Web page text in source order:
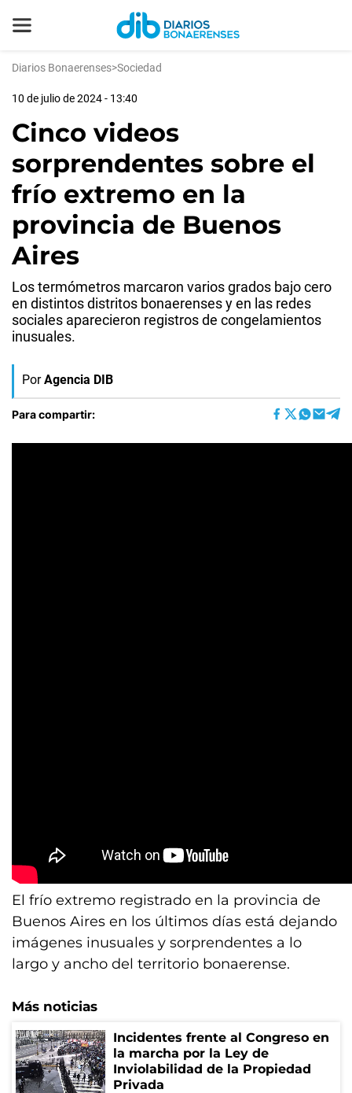
Diarios Bonaerenses>Sociedad
10 de julio de 2024 - 13:40
Cinco videos
sorprendentes sobre el
frío extremo en la
provincia de Buenos
Aires
Los termómetros marcaron varios grados bajo cero
en distintos distritos bonaerenses y en las redes
sociales aparecieron registros de congelamientos
inusuales.
Por Agencia DIB
Para compartir:
El frío extremo registrado en la provincia de
Buenos Aires en los últimos días está dejando
imágenes inusuales y sorprendentes a lo
largo y ancho del territorio bonaerense.
Más noticias
Incidentes frente al Congreso en
la marcha por la Ley de
Inviolabilidad de la Propiedad
Privada